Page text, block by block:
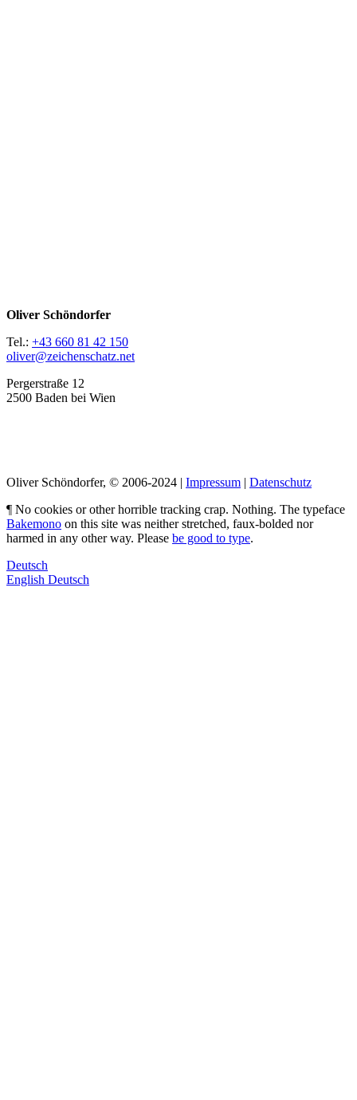
Oliver Schöndorfer
Tel.: +43 660 81 42 150
oliver@zeichenschatz.net
Pergerstraße 12
2500 Baden bei Wien
Oliver Schöndorfer, © 2006-2024 | Impressum | Datenschutz
¶ No cookies or other horrible tracking crap. Nothing. The typeface
Bakemono on this site was neither stretched, faux-bolded nor
harmed in any other way. Please be good to type.
Deutsch
English Deutsch